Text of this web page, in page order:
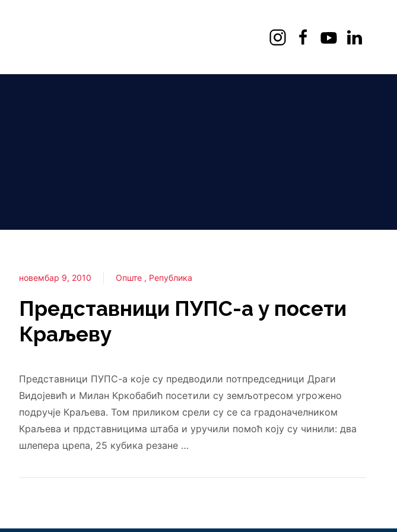
новембар 9, 2010 Опште Република
Представници ПУПС-а у посети
Краљеву
Представници ПУПС-а које су предводили потпредседници Драги
Видојевић и Милан Кркобабић посетили су земљотресом угрожено
подручје Краљева. Том приликом срели су се са градоначелником
Краљева и прдставницима штаба и уручили помоћ коју су чинили: два
шлепера црепа, 25 кубика резане …